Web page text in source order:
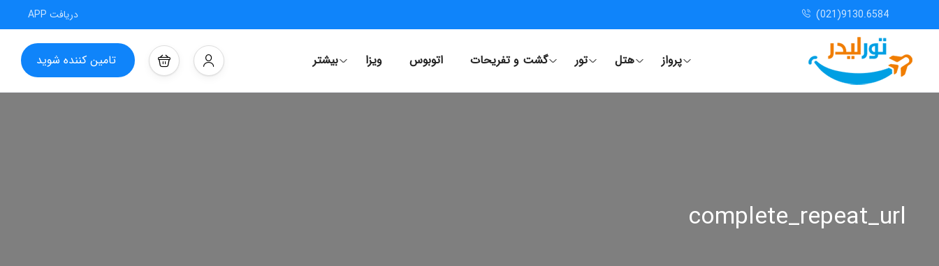
(021)9130.6584 دریافت APP
پرواز هتل تور گشت و تفریحات اتوبوس ویزا بیشتر تامین کننده شوید
complete_repeat_url